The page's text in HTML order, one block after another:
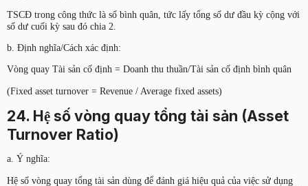
TSCĐ trong công thức là số bình quân, tức lấy tổng số dư đầu kỳ cộng với
số dư cuối kỳ sau đó chia 2.
b. Định nghĩa/Cách xác định:
Vòng quay Tài sản cố định = Doanh thu thuần/Tài sản cố định bình quân
(Fixed asset turnover = Revenue / Average fixed assets)
24. Hệ số vòng quay tổng tài sản (Asset
Turnover Ratio)
a. Ý nghĩa:
Hệ số vòng quay tổng tài sản dùng để đánh giá hiệu quả của việc sử dụng